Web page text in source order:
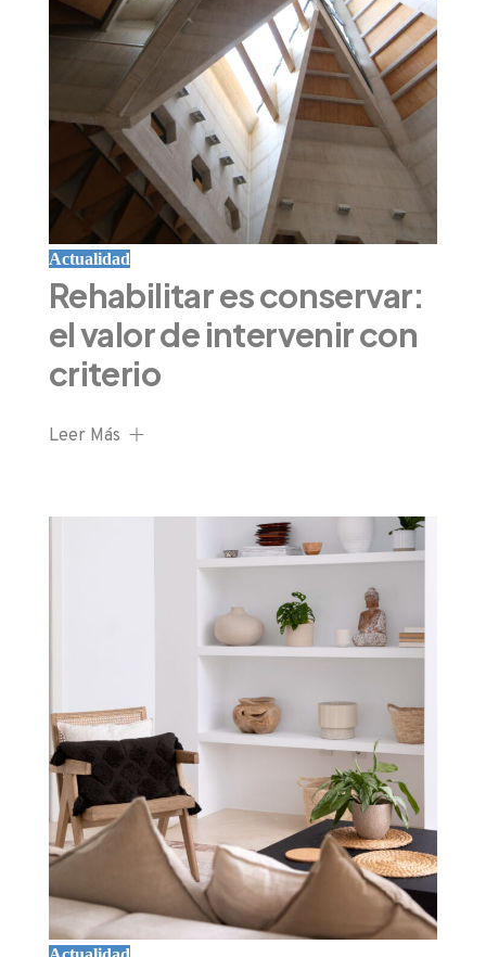
Actualidad
Rehabilitar es conservar:
el valor de intervenir con
criterio
Leer Más